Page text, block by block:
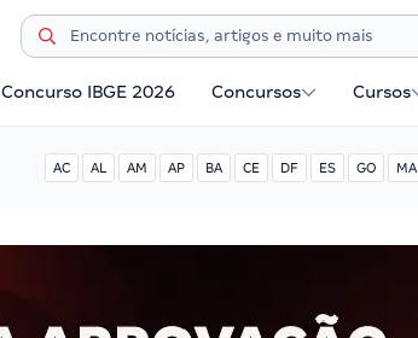
Concurso IBGE 2026 Concursos Cursos
AC AL AM AP BA CE DF ES GO MA